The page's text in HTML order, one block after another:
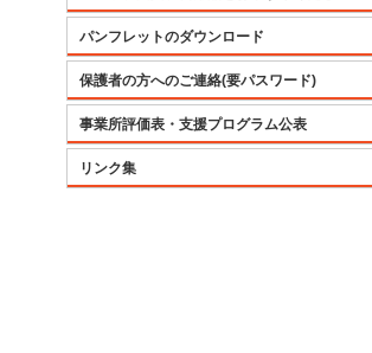
パンフレットのダウンロード
保護者の方へのご連絡(要パスワード)
事業所評価表・支援プログラム公表
リンク集